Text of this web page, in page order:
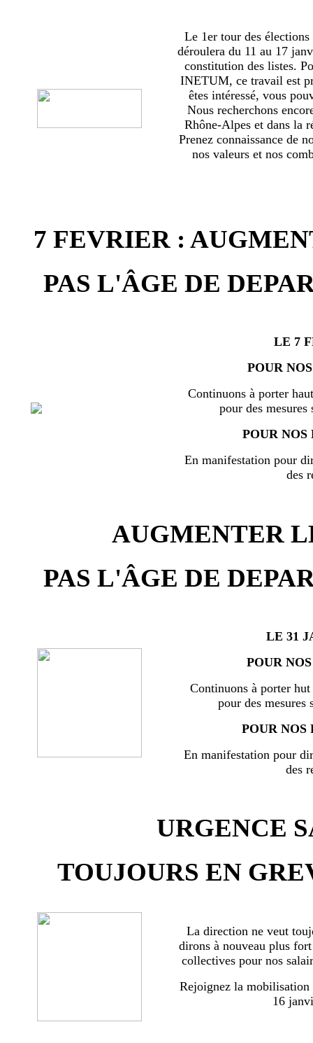
Le 1er tour des
déroulera du 11 au 17
constitution des listes.
INETUM, ce travail est
êtes intéressé, vous
Nous recherchons
Rhône-Alpes et dans la
Prenez connaissance de
nos valeurs et nos
7 FEVRIER :
PAS L'ÂGE DE
LE 7
POUR
Continuons à porter
pour des
POUR
En manifestation pour
des
AUGMENTER
PAS L'ÂGE DE
LE 31
POUR
Continuons à porter
pour des mesures
POUR NOS
En manifestation pour
des
URGENCE
TOUJOURS EN
La direction ne veut
dirons à nouveau plus
collectives pour nos
Rejoignez la mobilisation
16